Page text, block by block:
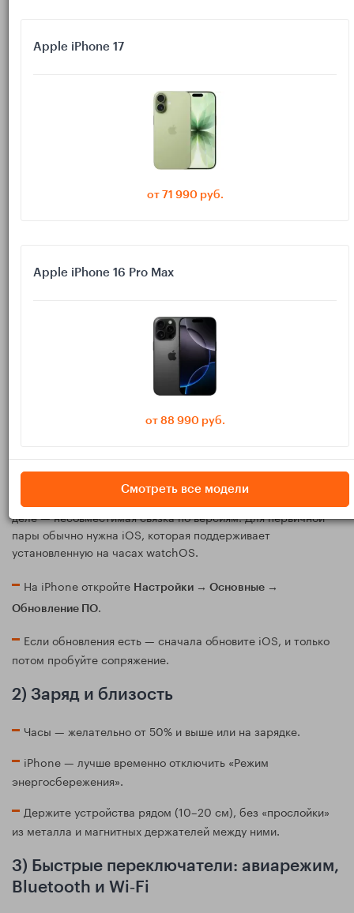
процессе участвуют Wi‑Fi, iCloud и фоновые сервисы
iPhone. Поэтому «перещелкнуть Bluetooth» иногда
Если вы только выбираете часы или хотите понять, какие
модели есть в наличии, удобнее начать с каталога
Чек‑лист №1: 2 минуты на
совместимы
Иногда проблема выглядит как «ошибка сопряжения», а на
деле — несовместимая связка по версиям. Для первичной
пары обычно нужна iOS, которая поддерживает
установленную на часах watchOS.
На iPhone откройте Настройки → Основные →
Обновление ПО.
Если обновления есть — сначала обновите iOS, и только
потом пробуйте сопряжение.
2) Заряд и близость
Часы — желательно от 50% и выше или на зарядке.
iPhone — лучше временно отключить «Режим
энергосбережения».
Держите устройства рядом (10–20 см), без «прослойки»
из металла и магнитных держателей между ними.
3) Быстрые переключатели: авиарежим,
Bluetooth и Wi‑Fi
Apple iPhone 17
от 71 990 руб.
Apple iPhone 16 Pro Max
от 88 990 руб.
Смотреть все модели